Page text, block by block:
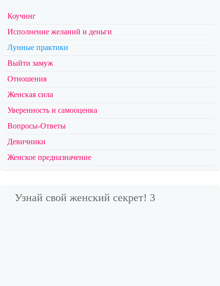
Коучинг
Исполнение желаний и деньги
Лунные практики
Выйти замуж
Отношения
Женская сила
Уверенность и самооценка
Вопросы-Ответы
Девичники
Женское предназначение
Узнай свой женский секрет! 3